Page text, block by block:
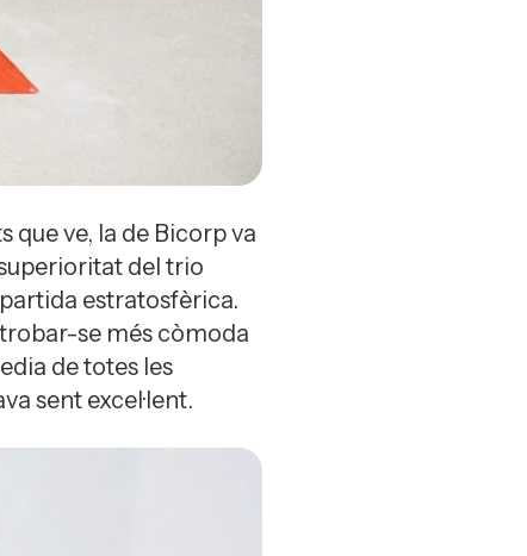
que ve, la de Bicorp va
del trio
estratosfèrica.
se més còmoda
de totes les
sent excel·lent.